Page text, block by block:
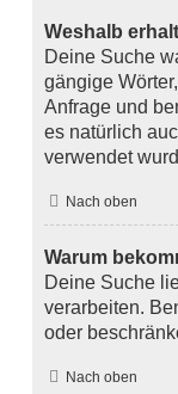
Weshalb
Deine Suche
gängige
Anfrage und
es natürlich
verwendet
Nach oben
Warum
Deine Suche
verarbeiten.
oder
Nach oben